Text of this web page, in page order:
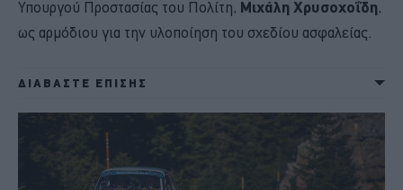
Υπουργού Προστασίας του Πολίτη, Μιχάλη Χρυσοχοΐδη,
ως αρμόδιου για την υλοποίηση του σχεδίου ασφαλείας.
ΔΙΑΒΑΣΤΕ ΕΠΙΣΗΣ